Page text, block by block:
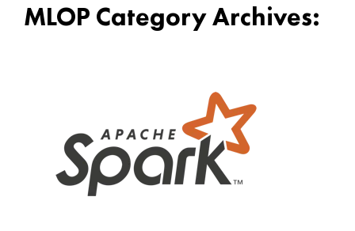
MLOP Category Archives: